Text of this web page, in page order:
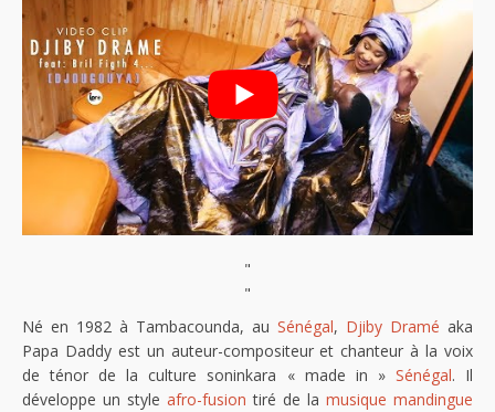
"
"
Né en 1982 à Tambacounda, au Sénégal, Djiby Dramé aka
Papa Daddy est un auteur-compositeur et chanteur à la voix
de ténor de la culture soninkara « made in » Sénégal. Il
développe un style afro-fusion tiré de la musique mandingue